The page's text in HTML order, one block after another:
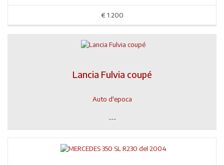
€ 1.200
Lancia Fulvia coupé
Auto d'epoca
---